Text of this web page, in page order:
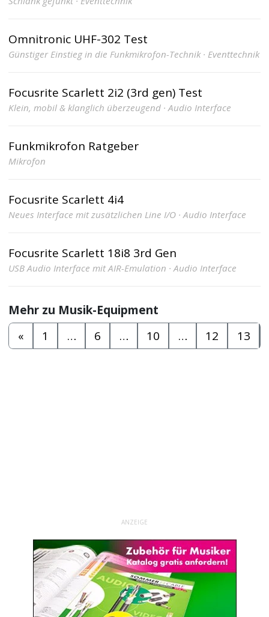
Omnitronic UHF-302 Test
Günstiger Einstieg in die Funkmikrofon-Technik · Eventtechnik
Focusrite Scarlett 2i2 (3rd gen) Test
Klein, mobil & klanglich überzeugend · Audio Interface
Funkmikrofon Ratgeber
Mikrofon
Focusrite Scarlett 4i4
Neues Interface mit zusätzlichen Line I/O · Audio Interface
Focusrite Scarlett 18i8 3rd Gen
USB Audio Interface mit AIR-Emulation · Audio Interface
Mehr zu Musik-Equipment
«
1 … 6 … 10 … 12 13
ANZEIGE